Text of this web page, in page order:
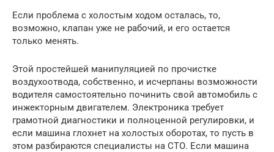
Если проблема с холостым ходом осталась, то,
возможно, клапан уже не рабочий, и его остается
только менять.
Этой простейшей манипуляцией по прочистке
воздухоотвода, собственно, и исчерпаны возможности
водителя самостоятельно починить свой автомобиль с
инжекторным двигателем. Электроника требует
грамотной диагностики и полноценной регулировки, и
если машина глохнет на холостых оборотах, то пусть в
этом разбираются специалисты на СТО. Если машина